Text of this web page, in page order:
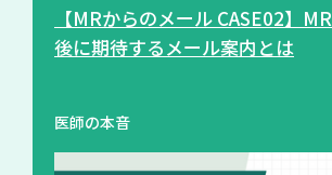
【MRからのメール CASE02】
後に期待するメール案内とは
医師の本音